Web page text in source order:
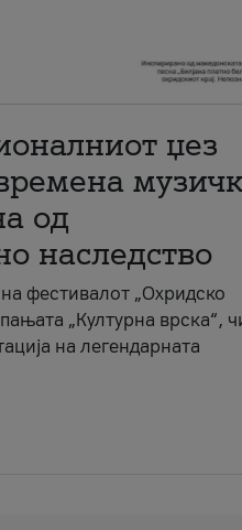
џез
од
наследство
фестивалот „Охридско
„Културна врска“,
на легендарната